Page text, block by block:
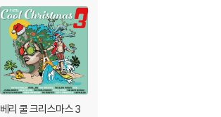
베리 쿨 크리스마스 3